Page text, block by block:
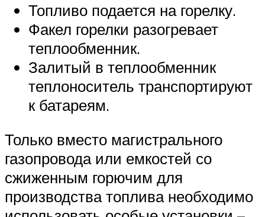
Топливо подается на горелку.
Факел горелки разогревает
теплообменник.
Залитый в теплообменник
теплоноситель транспортируют
к батареям.
Только вместо магистрального
газопровода или емкостей со
сжиженным горючим для
производства топлива необходимо